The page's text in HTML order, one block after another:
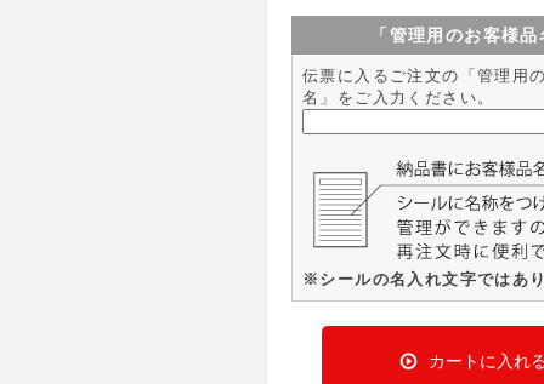
「管理用のお客様
伝票に入るご注文の「管理用
名」をご入力ください。
※シールの名入れ文字ではあ
カートに入れ